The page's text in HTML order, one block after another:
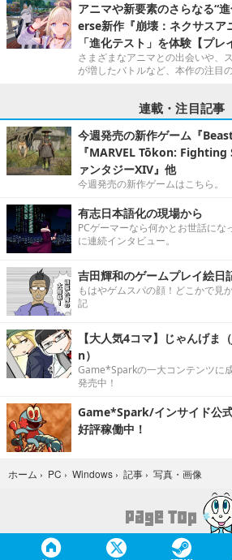
アニマや新要素のさらなる“
erse新作『崩壊：ネクサスア
「進化テスト」を体験【プレ
さまざまなアニマとの出会いや、
が増したバトルなど、本作の注目
連載・注目記事
今週発売の新作ゲーム『
『MARVEL Tōkon: Fighting
ァンタジーXIV』他
今週発売の新作ゲームはこちら。
有志日本語化の現場から
PCゲーマーなら何かとお世話に
に連続インタビュー。
吉田輝和のゲームプレイ絵日
もはやゲムスパの顔！どこかで見
記
【大人気4コマ】じゃんげ
n）
Game*Sparkの一大コンテンツに
発売中！
Game*Spark/インサイド公
好評稼働中！
ホーム › PC › Windows › 記事 › 写真・画像